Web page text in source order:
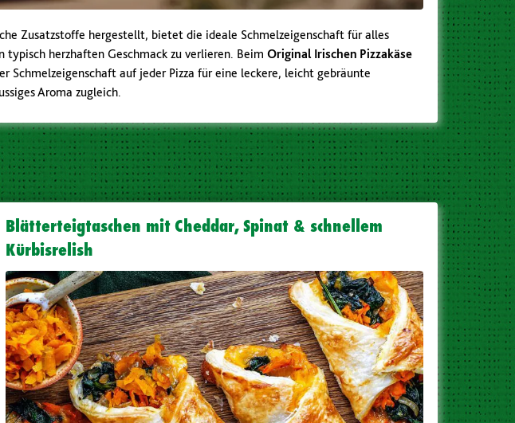
Zusatzstoffe hergestellt, bietet die ideale Schmelzeigenschaft für alles
herzhaften Geschmack zu verlieren. Beim Original Irischen Pizzakäse
Schmelzeigenschaft auf jeder Pizza für eine leckere, leicht gebräunte
Aroma zugleich.
Blätterteigtaschen mit Cheddar, Spinat & schnellem
Kürbisrelish